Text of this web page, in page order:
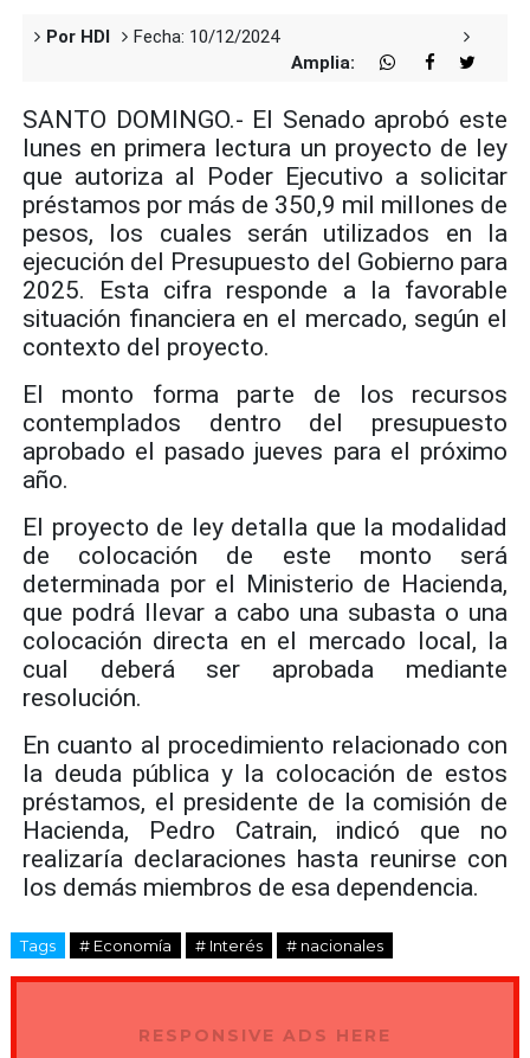
Por HDI
Fecha: 10/12/2024
Amplia:
SANTO DOMINGO.- El Senado aprobó este
lunes en primera lectura un proyecto de ley
que autoriza al Poder Ejecutivo a solicitar
préstamos por más de 350,9 mil millones de
pesos, los cuales serán utilizados en la
ejecución del Presupuesto del Gobierno para
2025. Esta cifra responde a la favorable
situación financiera en el mercado, según el
contexto del proyecto.
El monto forma parte de los recursos
contemplados dentro del presupuesto
aprobado el pasado jueves para el próximo
año.
El proyecto de ley detalla que la modalidad
de colocación de este monto será
determinada por el Ministerio de Hacienda,
que podrá llevar a cabo una subasta o una
colocación directa en el mercado local, la
cual deberá ser aprobada mediante
resolución.
En cuanto al procedimiento relacionado con
la deuda pública y la colocación de estos
préstamos, el presidente de la comisión de
Hacienda, Pedro Catrain, indicó que no
realizaría declaraciones hasta reunirse con
los demás miembros de esa dependencia.
Tags # Economía # Interés # nacionales
RESPONSIVE ADS HERE